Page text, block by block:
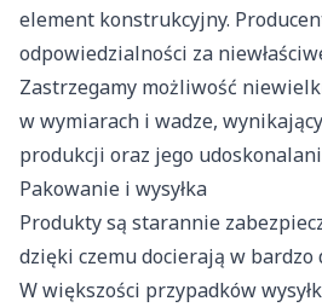
element konstrukcyjny.
odpowiedzialności za
Zastrzegamy możliwość
w wymiarach i wadze,
produkcji oraz jego
Pakowanie i wysyłka
Produkty są starannie
dzięki czemu docierają w bardzo
W większości przypadków